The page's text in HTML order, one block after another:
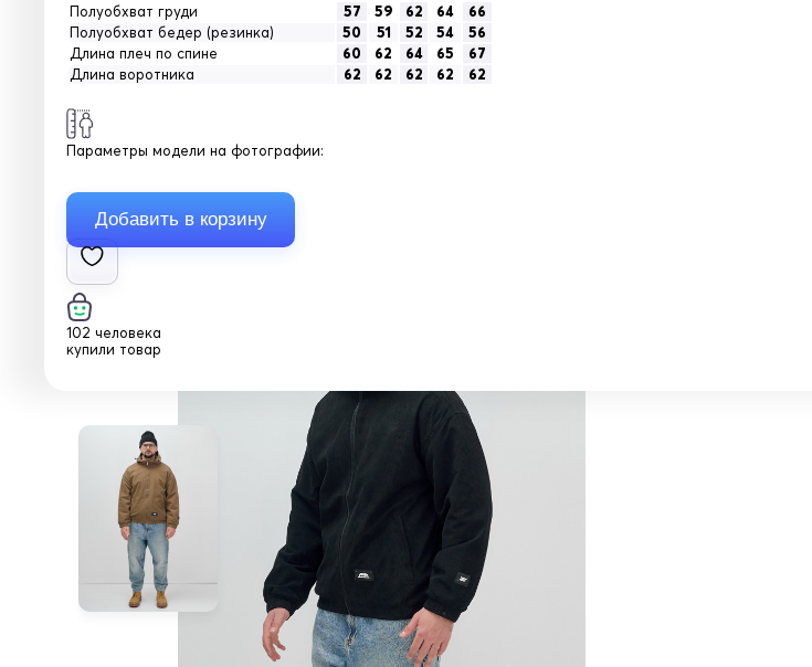
Полуобхват груди
57 59 62 64
66
Полуобхват бедер (резинка)
50 51 52 54
56
Длина плеч по спине
60 62 64 65
67
Длина воротника
62 62 62 62 62
Параметры модели на фотографии:
102 человека
купили товар